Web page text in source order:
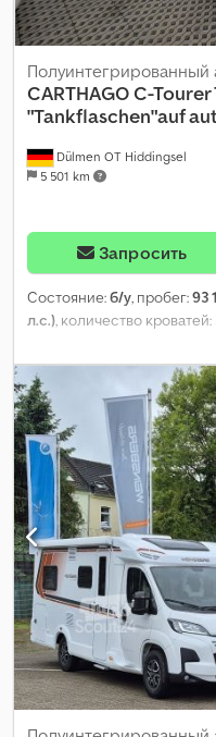
Dülmen OT Hiddingsel
5 501 km
Полуинтегрированный
CARTHAGOC-Tourer
"Tankflaschen"auf
Запросить
Состояние:б/у, пробег:93
л.с.) , количество кроватей:
01/2016, общая длина:6
общая высота:
2 940 мм,
выбросов:
Евро 5 , общий
ванная комната,
средства, кондиционер,
фильтр, электронная